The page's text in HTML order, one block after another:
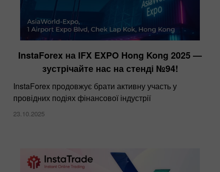
InstaForex на IFX EXPO Hong Kong 2025 —
зустрічайте нас на стенді №94!
InstaForex продовжує брати активну участь у
провідних подіях фінансової індустрії
23.10.2025